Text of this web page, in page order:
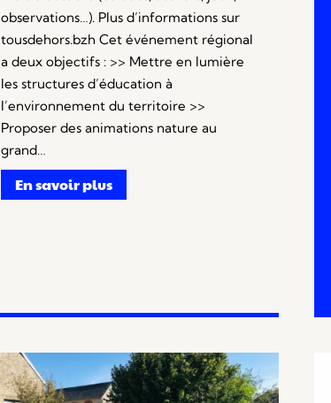
observations…). Plus d’informations sur
tousdehors.bzh Cet événement régional
a deux objectifs : >> Mettre en lumière
les structures d’éducation à
l’environnement du territoire >>
Proposer des animations nature au
grand…
En savoir plus